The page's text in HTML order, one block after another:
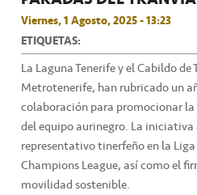
Viernes, 1 Agosto, 2025 - 13:23
ETIQUETAS:
La Laguna Tenerife y el Cabildo de
Metrotenerife, han rubricado un
colaboración para promocionar
del equipo aurinegro. La
representativo tinerfeño en la
Champions League, así como el
movilidad sostenible.